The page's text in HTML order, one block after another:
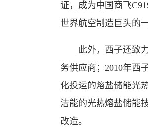
证，成为中国商飞
世界航空制造巨头的
此外，西子还致力
务供应商；2010年西
化投运的熔盐储能光
洁能的光热熔盐储能
改造。